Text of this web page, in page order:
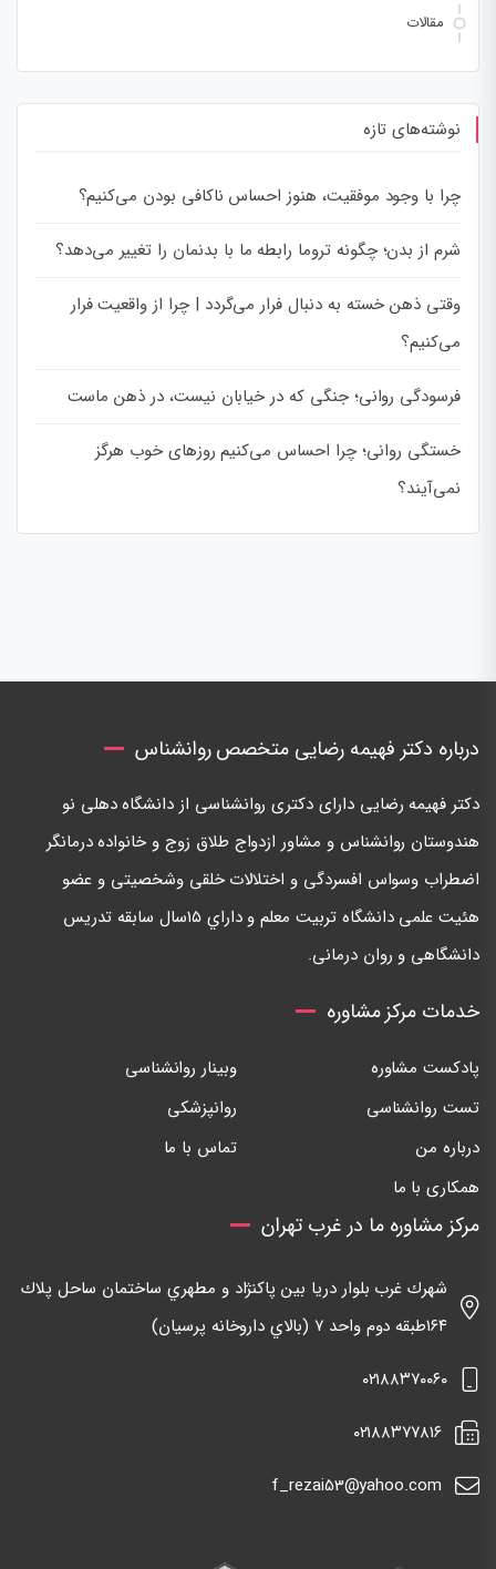
مقالات
نوشته‌های تازه
چرا با وجود موفقیت، هنوز احساس ناکافی بودن می‌کنیم؟
شرم از بدن؛ چگونه تروما رابطه ما با بدنمان را تغییر می‌دهد؟
وقتی ذهن خسته به دنبال فرار می‌گردد | چرا از واقعیت فرار
می‌کنیم؟
فرسودگی روانی؛ جنگی که در خیابان نیست، در ذهن ماست
خستگی روانی؛ چرا احساس می‌کنیم روزهای خوب هرگز
نمی‌آیند؟
درباره دکتر فهیمه رضایی متخصص روانشناس
دكتر فهيمه رضايی دارای دكتری روانشناسی از دانشگاه دهلی نو
هندوستان روانشناس و مشاور ازدواج طلاق زوج و خانواده درمانگر
اضطراب وسواس افسردگی و اختلالات خلقی وشخصيتی و عضو
هئيت علمی دانشگاه تربيت معلم و داراي ١٥سال سابقه تدريس
دانشگاهی و روان درمانی.
خدمات مرکز مشاوره
پادکست مشاوره
وبینار روانشناسی
تست روانشناسی
روانپزشکی
درباره من
تماس با ما
همکاری با ما
مرکز مشاوره ما در غرب تهران
شهرك غرب بلوار دريا بين پاكنژاد و مطهري ساختمان ساحل پلاك
١٦٤طبقه دوم واحد ٧ (بالاي داروخانه پرسيان)
٠٢١٨٨٣٧٠٠٦٠
٠٢١٨٨٣٧٧٨١٦
f_rezai53@yahoo.com